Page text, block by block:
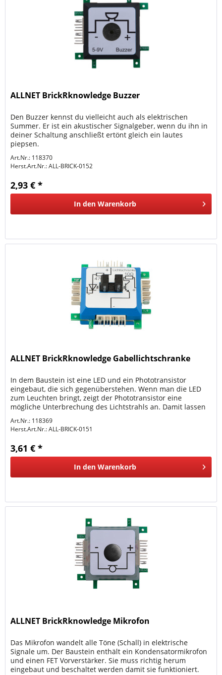
ALLNET BrickRknowledge Buzzer
Den Buzzer kennst du vielleicht auch als elektrischen
Summer. Er ist ein akustischer Signalgeber, wenn du ihn in
deiner Schaltung anschließt ertönt gleich ein lautes
piepsen.
Art.Nr.: 118370
Herst.Art.Nr.:ALL-BRICK-0152
2,93 € *
In den Warenkorb
ALLNET BrickRknowledge Gabellichtschranke
In dem Baustein ist eine LED und ein Phototransistor
eingebaut, die sich gegenüberstehen. Wenn man die LED
zum Leuchten bringt, zeigt der Phototransistor eine
mögliche Unterbrechung des Lichtstrahls an. Damit lassen
Art.Nr.: 118369
Herst.Art.Nr.:ALL-BRICK-0151
3,61 € *
In den Warenkorb
ALLNET BrickRknowledge Mikrofon
Das Mikrofon wandelt alle Töne (Schall) in elektrische
Signale um. Der Baustein enthält ein Kondensatormikrofon
und einen FET Vorverstärker. Sie muss richtig herum
eingebaut und beschaltet werden damit sie funktioniert.